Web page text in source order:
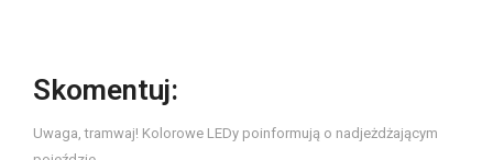
Skomentuj:
Uwaga, tramwaj! Kolorowe LEDy poinformują o nadjeżdżającym